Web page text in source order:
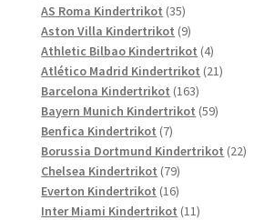
Produkte
AS Roma Kindertrikot 3535
Produkte
Aston Villa Kindertrikot 99
Produkte
Athletic Bilbao Kindertrikot 44
Produkte
Atlético Madrid Kindertrikot 2121
Barcelona Kindertrikot 163163
Produkte
Bayern Munich Kindertrikot 5959
Benfica Kindertrikot 77
Produkte
Borussia Dortmund Kindertrikot 2222
Chelsea Kindertrikot 7979
Produkte
Everton Kindertrikot 1616
Produkte
Inter Miami Kindertrikot 1111